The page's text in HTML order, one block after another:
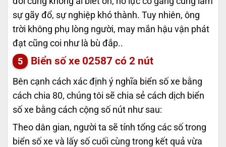
sự gãy đổ, sự nghiệp khó thành. Tuy nhiên, ông
trời không phụ lòng người, may mắn hậu vận phát
đạt cũng coi như là bù đắp..
Biển số xe 02587 có 2 nút
Bên cạnh cách xác định ý nghĩa biển số xe bằng
cách chia 80, chúng tôi sẽ chia sẻ cách dịch biển
số xe bằng cách cộng số nút như sau:
Theo dân gian, người ta sẽ tính tổng các số trong
biển số xe và lấy số cuối cùng trong kết quả vừa